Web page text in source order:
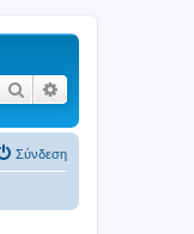
Αναζήτηση
Σύνδεση